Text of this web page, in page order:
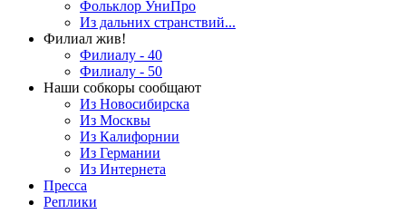
Фольклор УниПро
Из дальних странствий...
Филиал жив!
Филиалу - 40
Филиалу - 50
Наши собкоры сообщают
Из Новосибирска
Из Москвы
Из Калифорнии
Из Германии
Из Интернета
Пресса
Реплики